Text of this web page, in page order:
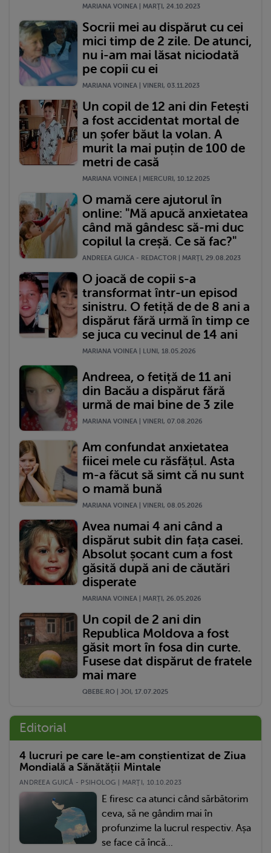
MARIANA VOINEA | MARŢI, 24.10.2023
Socrii mei au dispărut cu cei
mici timp de 2 zile. De atunci,
nu i-am mai lăsat niciodată
pe copii cu ei
MARIANA VOINEA | VINERI, 03.11.2023
Un copil de 12 ani din Fetești
a fost accidentat mortal de
un șofer băut la volan. A
murit la mai puțin de 100 de
metri de casă
MARIANA VOINEA | MIERCURI, 10.12.2025
O mamă cere ajutorul în
online: "Mă apucă anxietatea
când mă gândesc să-mi duc
copilul la creșă. Ce să fac?"
ANDREEA GUICA - REDACTOR | MARŢI, 29.08.2023
O joacă de copii s-a
transformat într-un episod
sinistru. O fetiță de de 8 ani a
dispărut fără urmă în timp ce
se juca cu vecinul de 14 ani
MARIANA VOINEA | LUNI, 18.05.2026
Andreea, o fetiță de 11 ani
din Bacău a dispărut fără
urmă de mai bine de 3 zile
MARIANA VOINEA | VINERI, 07.08.2026
Am confundat anxietatea
fiicei mele cu răsfățul. Asta
m-a făcut să simt că nu sunt
o mamă bună
MARIANA VOINEA | VINERI, 08.05.2026
Avea numai 4 ani când a
dispărut subit din fața casei.
Absolut șocant cum a fost
găsită după ani de căutări
disperate
MARIANA VOINEA | MARŢI, 26.05.2026
Un copil de 2 ani din
Republica Moldova a fost
găsit mort în fosa din curte.
Fusese dat dispărut de fratele
mai mare
QBEBE.RO | JOI, 17.07.2025
Editorial
4 lucruri pe care le-am conștientizat de Ziua
Mondială a Sănătății Mintale
ANDREEA GUICĂ - PSIHOLOG | MARŢI, 10.10.2023
E firesc ca atunci când sărbătorim
ceva, să ne gândim mai în
profunzime la lucrul respectiv. Așa
se face că încă...